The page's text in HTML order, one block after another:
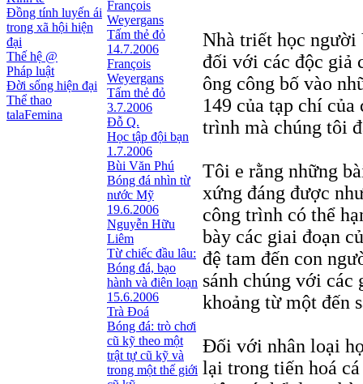
Đồng tính luyến ái
trong xã hội hiện
đại
Thế hệ @
Pháp luật
Đời sống hiện đại
Thể thao
talaFemina
François
Weyergans
Tấm thẻ đỏ
14.7.2006
François
Weyergans
Tấm thẻ đỏ
3.7.2006
Đỗ Q.
Học tập đội bạn
1.7.2006
Bùi Văn Phú
Bóng đá nhìn từ
nước Mỹ
19.6.2006
Nguyễn Hữu
Liêm
Từ chiếc đầu lâu:
Bóng đá, bạo
hành và điên loạn
15.6.2006
Trà Đoá
Bóng đá: trò chơi
cũ kỹ theo một
trật tự cũ kỹ và
trong một thế giới
Nhà triết học người
đối với các độc giả
ông công bố vào
149 của tạp chí
trình mà chúng tôi
Tôi e rằng những
xứng đáng được
công trình có thể
bày các giai đoạn
đệ tam đến con
sánh chúng với
khoảng từ một đến
Đối với nhân loại
lại trong tiến hoá